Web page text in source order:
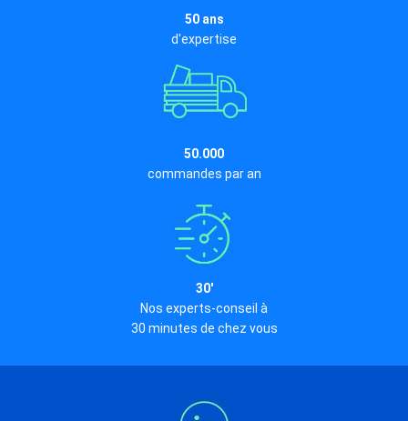
50 ans
d'expertise
50.000
commandes par an
30'
Nos experts-conseil à
30 minutes de chez vous